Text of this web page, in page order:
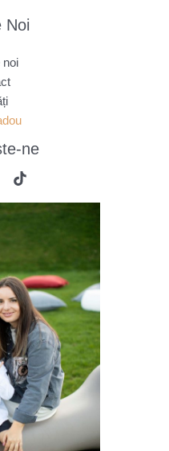
Noi
noi
-ne